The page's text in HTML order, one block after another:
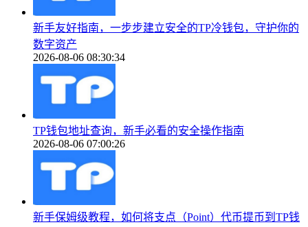
新手友好指南，一步步建立安全的TP冷钱包，守护你的
数字资产
2026-08-06 08:30:34
TP钱包地址查询，新手必看的安全操作指南
2026-08-06 07:00:26
新手保姆级教程，如何将支点（Point）代币提币到TP钱